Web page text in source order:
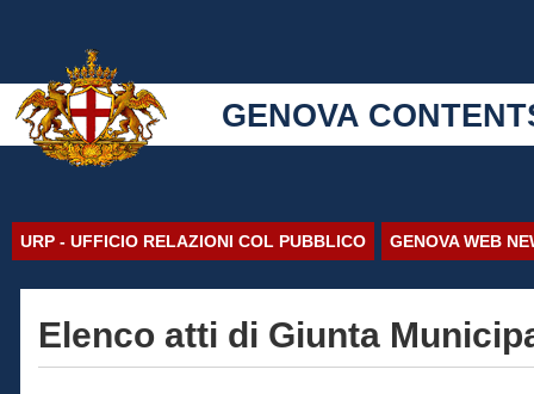
GENOVA
URP - UFFICIO RELAZIONI COL PUBBLICO GENOVA WEB
Elenco atti di Giunta